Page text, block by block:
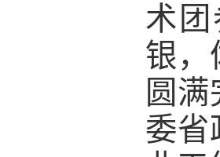
术
银，
圆
委省